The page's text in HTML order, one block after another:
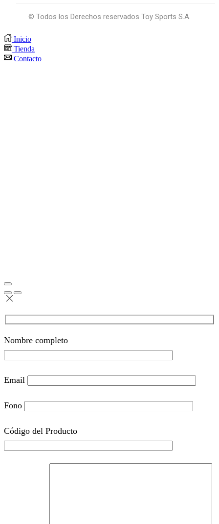
© Todos los Derechos reservados Toy Sports S.A.
Inicio
Tienda
Contacto
Nombre completo
Email
Fono
Código del Producto